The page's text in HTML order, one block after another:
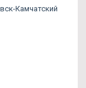
Камчатский